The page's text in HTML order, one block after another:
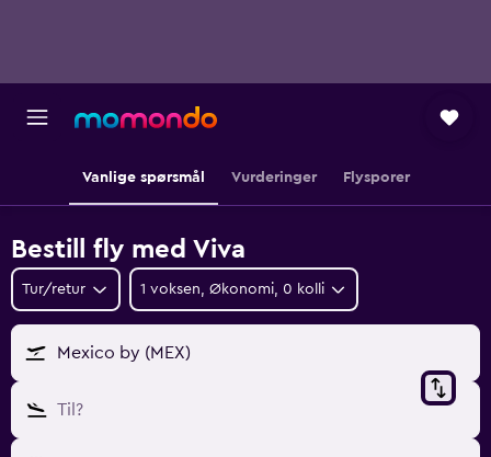
Vanlige spørsmål Vurderinger Flysporer
Bestill fly med Viva
Tur/retur 1 voksen, Økonomi, 0 kolli
Mexico by (MEX)
Til?